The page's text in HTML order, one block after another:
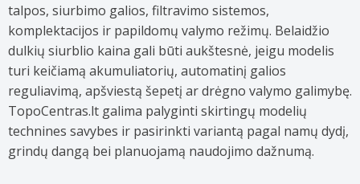
talpos, siurbimo galios, filtravimo sistemos,
komplektacijos ir papildomų valymo režimų. Belaidžio
dulkių siurblio kaina gali būti aukštesnė, jeigu modelis
turi keičiamą akumuliatorių, automatinį galios
reguliavimą, apšviestą šepetį ar drėgno valymo galimybę.
TopoCentras.lt galima palyginti skirtingų modelių
technines savybes ir pasirinkti variantą pagal namų dydį,
grindų dangą bei planuojamą naudojimo dažnumą.